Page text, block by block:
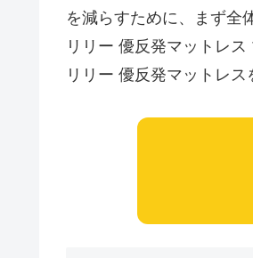
を減らすために、まず
リリー 優反発マットレ
リリー 優反発マットレス